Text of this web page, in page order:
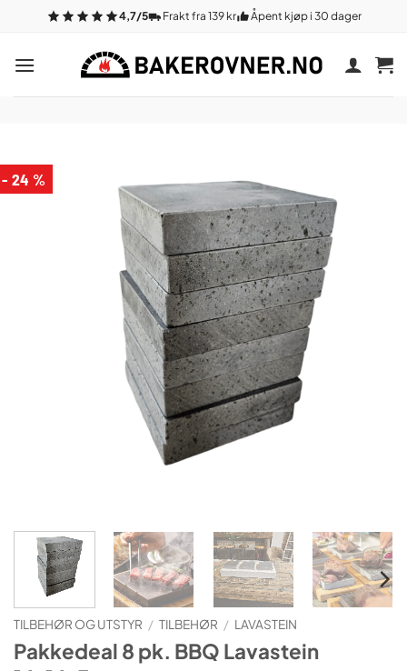
innhold
4,7/5 Frakt fra 139 kr Åpent kjøp i 30 dager
- 24 %
TILBEHØR OG UTSTYR / TILBEHØR / LAVASTEIN
Pakkedeal 8 pk. BBQ Lavastein